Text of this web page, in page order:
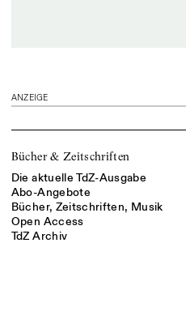
ANZEIGE
Bücher & Zeitschriften
Die aktuelle TdZ-Ausgabe
Abo-Angebote
Bücher, Zeitschriften, Musik
Open Access
TdZ Archiv